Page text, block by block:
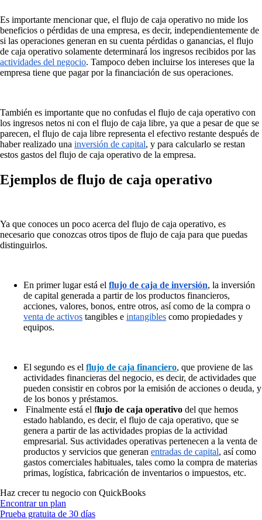
Es importante mencionar que, el flujo de caja operativo no mide los
beneficios o pérdidas de una empresa, es decir, independientemente de
si las operaciones generan en su cuenta pérdidas o ganancias, el flujo
de caja operativo solamente determinará los ingresos recibidos por las
actividades del negocio. Tampoco deben incluirse los intereses que la
empresa tiene que pagar por la financiación de sus operaciones.
También es importante que no confudas el flujo de caja operativo con
los ingresos netos ni con el flujo de caja libre, ya que a pesar de que se
parecen, el flujo de caja libre representa el efectivo restante después de
haber realizado una inversión de capital, y para calcularlo se restan
estos gastos del flujo de caja operativo de la empresa.
Ejemplos de flujo de caja operativo
Ya que conoces un poco acerca del flujo de caja operativo, es
necesario que conozcas otros tipos de flujo de caja para que puedas
distinguirlos.
En primer lugar está el flujo de caja de inversión, la inversión
de capital generada a partir de los productos financieros,
acciones, valores, bonos, entre otros, así como de la compra o
venta de activos tangibles e intangibles como propiedades y
equipos.
El segundo es el flujo de caja financiero, que proviene de las
actividades financieras del negocio, es decir, de actividades que
pueden consistir en cobros por la emisión de acciones o deuda, y
de los bonos y préstamos.
Finalmente está el flujo de caja operativo del que hemos
estado hablando, es decir, el flujo de caja operativo, que se
genera a partir de las actividades propias de la actividad
empresarial. Sus actividades operativas pertenecen a la venta de
productos y servicios que generan entradas de capital, así como
gastos comerciales habituales, tales como la compra de materias
primas, logística, fabricación de inventarios o impuestos, etc.
Haz crecer tu negocio con QuickBooks
Encontrar un plan
Prueba gratuita de 30 días